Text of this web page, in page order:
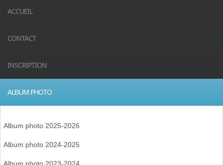
ACCUEIL
CONTACT
INSCRIPTION
ALBUM PHOTO
Album photo 2025-2026
Album photo 2024-2025
Album photo 2023-2024